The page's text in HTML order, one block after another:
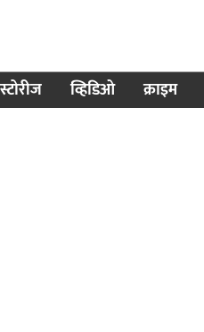
व्हिडिओ क्राइम